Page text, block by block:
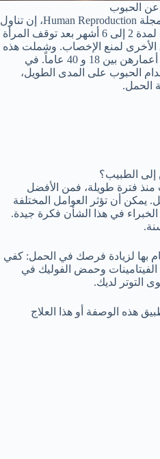
الحبوب
تقول دراسة دنماركية نُشرت في مجلة Human Reproduction، إن تناول
موانع الحمل يمكن أن يؤخر الحمل لمدة 2 إلى 6 أشهر بعد توقف المرأة
الأخرى لمنع الإخصاب. وشملت هذه
الدراسة حوالي 3000 امرأة تتراوح أعمارهن بين 18 و 40 عاماً. في
الحبوب على المدى الطويل،
الحمل.
إلى الطبيب؟
منذ فترة طويلة، فمن الأفضل
يمكن أن تؤثر العوامل المختلفة
في هذا الشأن فكرة جيدة.
بها لزيادة فرصك في الحمل: كفي
الفيتامينات وحمض الفوليك في
التوتر لديك.
هذه الوصفة أو هذا العلاج